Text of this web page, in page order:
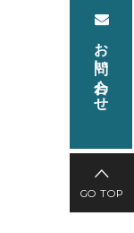
お問い合わせ
GO TOP